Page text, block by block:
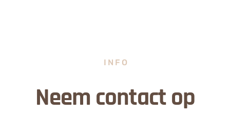
INFO
Neem contact op